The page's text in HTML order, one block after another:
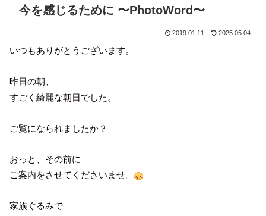
今を感じるために 〜PhotoWord〜
2019.01.11 2025.05.04
いつもありがとうございます。
昨日の朝、
すごく綺麗な朝日でした。
ご覧になられましたか？
おっと、その前に
ご案内をさせてくださいませ。
家族ぐるみで